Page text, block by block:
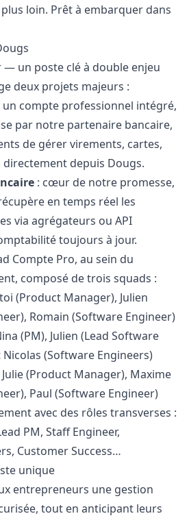
loin. Prêt à embarquer dans
— un poste clé à double enjeu
deux projets majeurs :
un compte professionnel intégré,
par notre partenaire bancaire,
de gérer virements, cartes,
directement depuis Dougs.
: cœur de notre promesse,
en temps réel les
via agrégateurs ou API
toujours à jour.
Compte Pro, au sein du
composé de trois squads :
(Product Manager), Julien
Romain (Software Engineer)
(PM), Julien (Lead Software
(Software Engineers)
(Product Manager), Maxime
Paul (Software Engineer)
avec des rôles transverses :
PM, Staff Engineer,
Customer Success…
unique
entrepreneurs une gestion
tout en anticipant leurs